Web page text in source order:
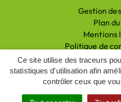
Ce site utilise des traceurs
statistiques d'utilisation afin
contrôler ceux que
Gestion
Plan
Mentions
Politique de
Accessibilité :